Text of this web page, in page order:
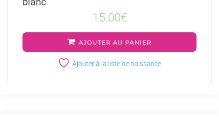
15.00€
AJOUTER AU PANIER
Ajouter à la liste de naissance